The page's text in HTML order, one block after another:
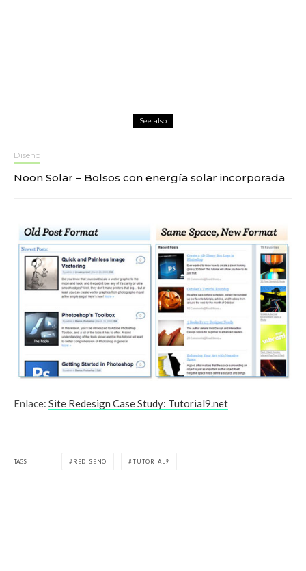
See also
Diseño
Noon Solar – Bolsos con energía solar incorporada
Enlace: Site Redesign Case Study: Tutorial9.net
TAGS REDISEÑO TUTORIAL9